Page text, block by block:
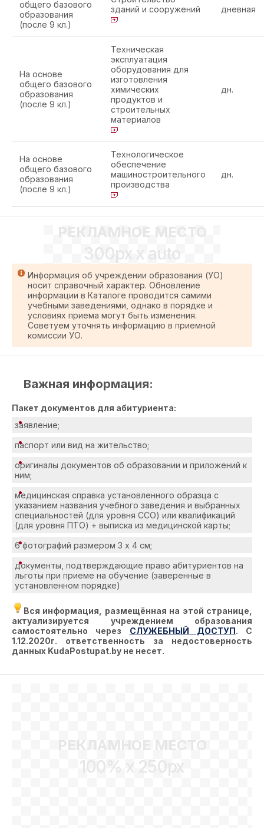
общего базового
образования
(после 9 кл.)
зданий и сооружений
дневная
На основе
общего базового
образования
(после 9 кл.)
Техническая
эксплуатация
оборудования для
изготовления
химических
продуктов и
строительных
материалов
дн.
На основе
общего базового
образования
(после 9 кл.)
Технологическое
обеспечение
машиностроительного
производства
дн.
РЕКЛАМНОЕ МЕСТО
300px x auto
Информация об учреждении образования (УО)
носит справочный характер. Обновление
информации в Каталоге проводится самими
учебными заведениями, однако в порядке и
условиях приема могут быть изменения.
Советуем уточнять информацию в приемной
комиссии УО.
Важная информация:
Пакет документов для абитуриента:
заявление;
паспорт или вид на жительство;
оригиналы документов об образовании и приложений к
ним;
медицинская справка установленного образца с
указанием названия учебного заведения и выбранных
специальностей (для уровня ССО) или квалификаций
(для уровня ПТО) + выписка из медицинской карты;
6 фотографий размером 3 х 4 см;
документы, подтверждающие право абитуриентов на
льготы при приеме на обучение (заверенные в
установленном порядке)
Вся информация, размещённая на этой странице,
актуализируется учреждением образования
самостоятельно через СЛУЖЕБНЫЙ ДОСТУП. С
1.12.2020г. ответственность за недостоверность
данных KudaPostupat.by не несет.
РЕКЛАМНОЕ МЕСТО
100% x 250px